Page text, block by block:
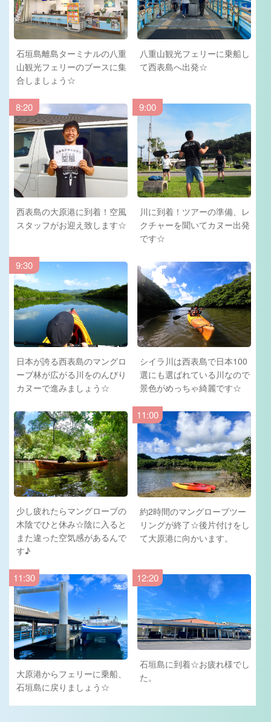
石垣島離島ターミナルの八重
山観光フェリーのブースに集
合しましょう☆
八重山観光フェリーに乗船し
て西表島へ出発☆
8:20
西表島の大原港に到着！空風
スタッフがお迎え致します☆
9:00
川に到着！ツアーの準備、レ
クチャーを聞いてカヌー出発
です☆
9:30
日本が誇る西表島のマングロ
ーブ林が広がる川をのんびり
カヌーで進みましょう☆
シイラ川は西表島で日本100
選にも選ばれている川なので
景色がめっちゃ綺麗です☆
少し疲れたらマングローブの
木陰でひと休み☆陰に入ると
また違った空気感があるんで
す♪
11:00
約2時間のマングローブツー
リングが終了☆後片付けをし
て大原港に向かいます。
11:30
大原港からフェリーに乗船、
石垣島に戻りましょう☆
12:20
石垣島に到着☆お疲れ様でし
た。